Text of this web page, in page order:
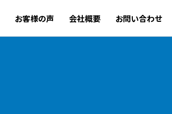
お客様の声 会社概要 お問い合わせ